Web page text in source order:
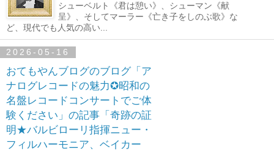
シューベルト《君は憩い》、シューマン《献
呈》、そしてマーラー《亡き子をしのぶ歌》な
ど、現代でも人気の高い...
2026-05-16
おてもやんブログのブログ「ア
ナログレコードの魅力✪昭和の
名盤レコードコンサートでご体
験ください」の記事「奇跡の証
明★バルビローリ指揮ニュー・
フィルハーモニア、ベイカー